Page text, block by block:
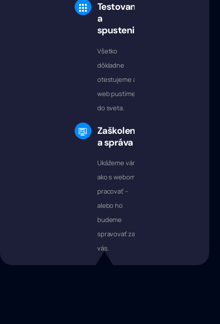
Testovanie
a
spustenie
Všetko
dôkladne
otestujeme a
web pustíme
do sveta.
Zaškolenie
a správa
Ukážeme vám,
ako s webom
pracovať –
alebo ho
budeme
spravovať za
vás.